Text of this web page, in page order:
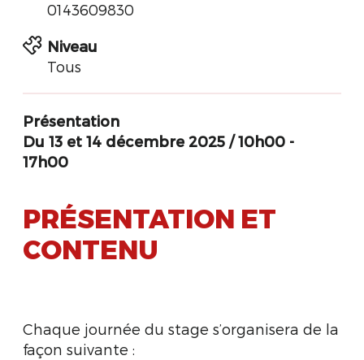
0143609830
Niveau
Tous
Présentation
Du 13 et 14 décembre 2025 / 10h00 -
17h00
PRÉSENTATION ET
CONTENU
Chaque journée du stage s’organisera de la
façon suivante :